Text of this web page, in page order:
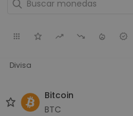
Divisa
Bitcoin
BTC